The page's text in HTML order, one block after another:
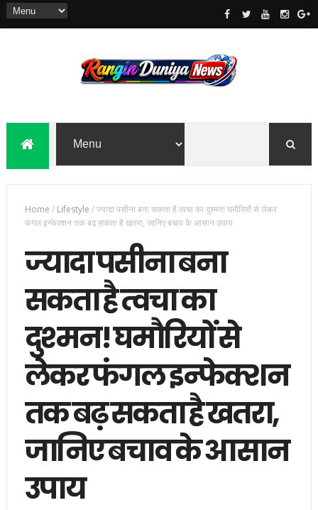
Home / Lifestyle /ज्यादा पसीना बना सकता है त्वचा का दुश्मन! घमौरियों से लेकर
फंगल इन्फेक्शन तक बढ़ सकता है खतरा, जानिए बचाव के आसान उपाय
ज्यादा पसीना बना
सकता है त्वचा का
दुश्मन! घमौरियों से
लेकर फंगल इन्फेक्शन
तक बढ़ सकता है खतरा,
जानिए बचाव के आसान
उपाय